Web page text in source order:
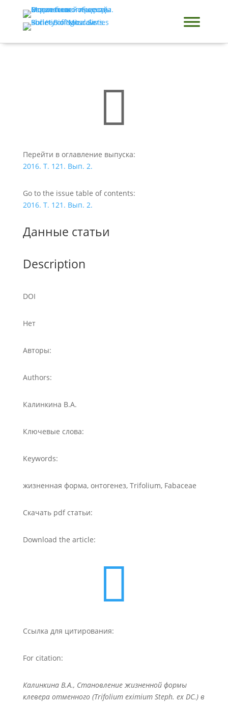

Перейти в оглавление выпуска:
2016. Т. 121. Вып. 2.
Go to the issue table of contents:
2016. Т. 121. Вып. 2.
Данные статьи
Description
DOI
Нет
Авторы:
Authors:
Калинкина В.А.
Ключевые слова:
Keywords:
жизненная форма, онтогенез, Trifolium, Fabaceae
Скачать pdf статьи:
Download the article:

Ссылка для цитирования:
For citation:
Калинкина В.А., Становление жизненной формы
клевера отменного (Trifolium eximium Steph. ex DC.) в